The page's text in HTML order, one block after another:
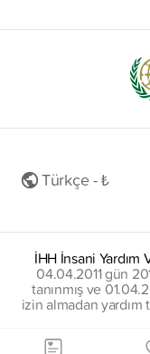
Türkçe - ₺
İHH İnsani Yardım
04.04.2011 gün
tanınmış ve
izin almadan yardım